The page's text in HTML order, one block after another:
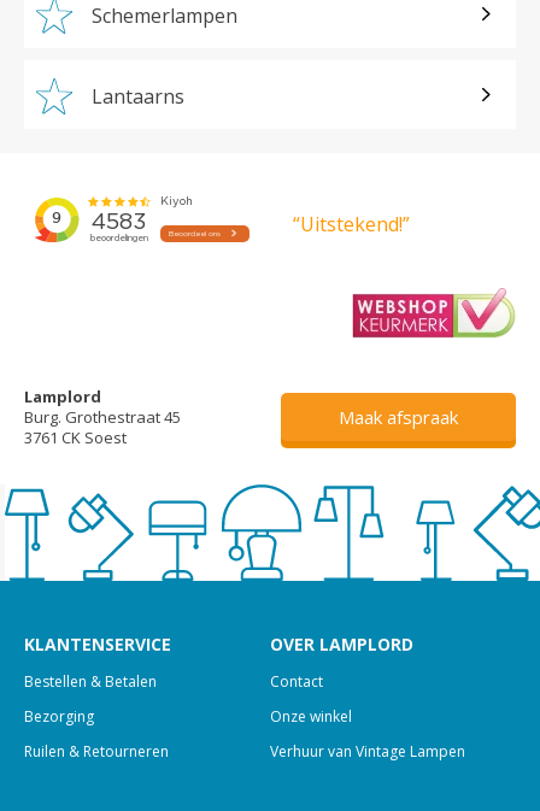
Schemerlampen
Lantaarns
“Uitstekend!”
Lamplord
Burg. Grothestraat 45
3761 CK Soest
Maak afspraak
KLANTENSERVICE
Bestellen & Betalen
Bezorging
Ruilen & Retourneren
OVER LAMPLORD
Contact
Onze winkel
Verhuur van Vintage Lampen